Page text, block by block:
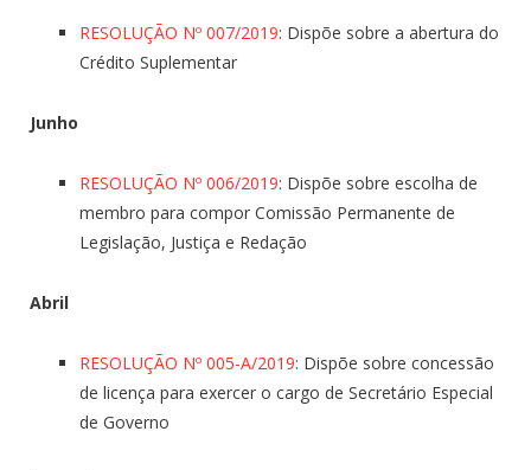
RESOLUÇÃO Nº 007/2019: Dispõe sobre a abertura do
Crédito Suplementar
Junho
RESOLUÇÃO Nº 006/2019: Dispõe sobre escolha de
membro para compor Comissão Permanente de
Legislação, Justiça e Redação
Abril
RESOLUÇÃO Nº 005-A/2019: Dispõe sobre concessão
de licença para exercer o cargo de Secretário Especial
de Governo